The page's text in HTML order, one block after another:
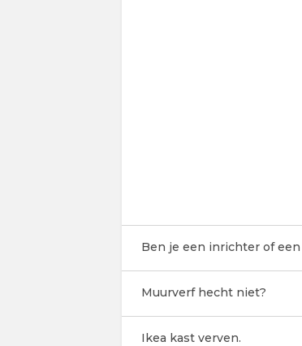
Ben je een inrichter of
Muurverf hecht niet?
Ikea kast verven.